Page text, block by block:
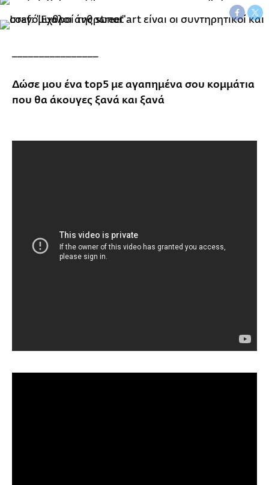
Δώσε μου ένα top5 με αγαπημένα σου κομμάτια
που θα άκουγες ξανά και ξανά